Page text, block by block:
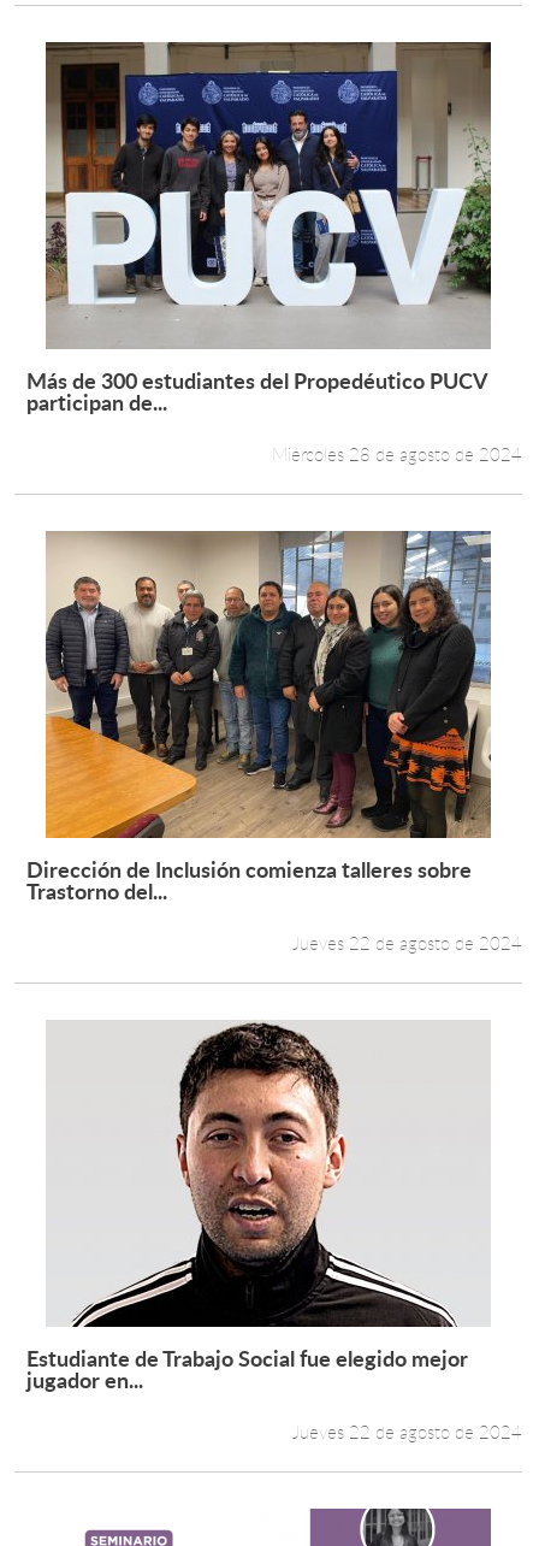
Leer más +
Más de 300 estudiantes del Propedéutico PUCV
participan de...
Miércoles 28 de agosto de 2024
Leer más +
Dirección de Inclusión comienza talleres sobre
Trastorno del...
Jueves 22 de agosto de 2024
Leer más +
Estudiante de Trabajo Social fue elegido mejor
jugador en...
Jueves 22 de agosto de 2024